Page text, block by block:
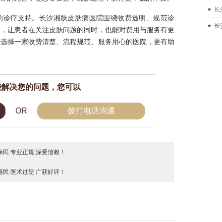
疗支持。长沙湘肤皮肤病医院围绕收费透明、规范诊
让患者在关注皮肤问题的同时，也能对费用与服务有更
择一家收费清楚、流程规范、服务用心的医院，更有助
决您的问题，您可以
OR 拨打电话沟通
专业正规 深受信赖！
医术过硬 广获好评！
长
长